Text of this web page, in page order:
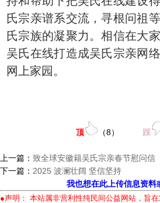
氏宗亲谱系交流，寻根问祖
氏宗族的凝聚力。相信在大
吴氏在线打造成吴氏宗亲网
网上家园。
顶 （8） 踩
上一篇： 致全球安徽籍吴氏宗亲春节慰问信
下一篇： 2025 波澜壮阔 坚信坚持
我也想在此上传信息资料
●声明： 本站属非营利性纯民间公益网站，旨